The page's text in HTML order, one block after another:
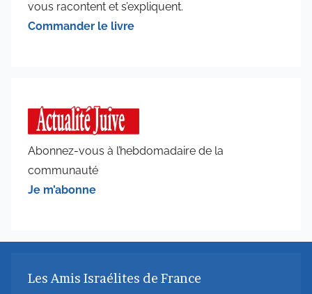
vous racontent et s’expliquent.
Commander le livre
Abonnez-vous à l’hebdomadaire de la
communauté
Je m’abonne
Les Amis Israélites de France